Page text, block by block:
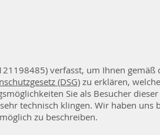
verfasst, um Ihnen gemäß
(DSG) zu erklären,
Sie als Besucher
technisch klingen. Wir haben uns
zu beschreiben.